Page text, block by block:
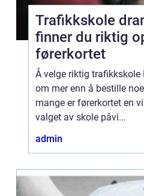
Trafikkskole
finner du riktig
førerkortet
Å velge riktig trafikkskole
om mer enn å bestille
mange er førerkortet en
valget av skole påvi...
admin